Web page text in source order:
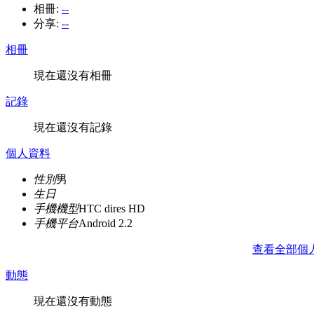
相冊: --
分享: --
相冊
現在還沒有相冊
記錄
現在還沒有記錄
個人資料
性別男
生日
手機機型HTC dires HD
手機平台Android 2.2
查看全部個
動態
現在還沒有動態